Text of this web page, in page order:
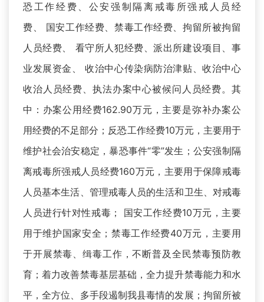
恐工作经费、公安强制隔离戒毒所强戒人员经
费、 国安工作经费、禁毒工作经费、拘留所被拘留
人员经费、 看守所人犯经费、派出所建设项目、事
业发展资金、 收治中心传染病防治津贴、收治中心
收治人员经费、执法办案中心被候问人员经费。其
中：办案公用经费162.90万元，主要是弥补办案公
用经费的不足部分；反恐工作经费10万元，主要用于
维护社会治安稳定，暴恐事件“零”发生；公安强制隔
离戒毒所强戒人员经费160万元，主要用于保障戒毒
人员基本生活、管理戒毒人员的生活和卫生、对戒毒
人员进行针对性戒毒； 国安工作经费10万元，主要
用于维护国家安全；禁毒工作经费40万元，主要用
于开展禁毒、缉毒工作，不断普及全民禁毒预防教
育；着力改善禁毒基层基础，全力提升禁毒能力和水
平，全方位、多手段遏制我县毒情的发展；拘留所被